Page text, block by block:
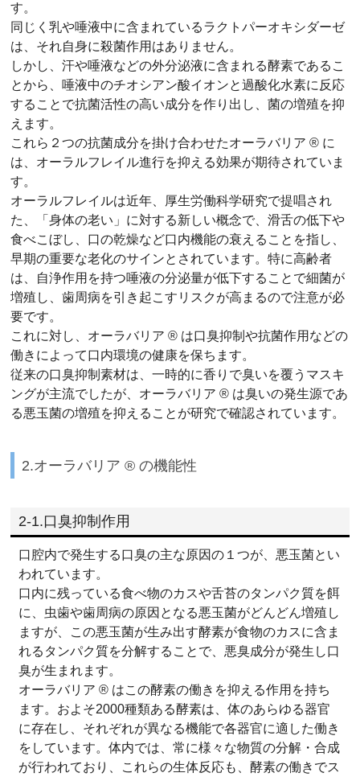
す。
同じく乳や唾液中に含まれているラクトパーオキシダーゼ
は、それ自身に殺菌作用はありません。
しかし、汗や唾液などの外分泌液に含まれる酵素であるこ
とから、唾液中のチオシアン酸イオンと過酸化水素に反応
することで抗菌活性の高い成分を作り出し、菌の増殖を抑
えます。
これら２つの抗菌成分を掛け合わせたオーラバリア ® に
は、オーラルフレイル進行を抑える効果が期待されていま
す。
オーラルフレイルは近年、厚生労働科学研究で提唱され
た、「身体の老い」に対する新しい概念で、滑舌の低下や
食べこぼし、口の乾燥など口内機能の衰えることを指し、
早期の重要な老化のサインとされています。特に高齢者
は、自浄作用を持つ唾液の分泌量が低下することで細菌が
増殖し、歯周病を引き起こすリスクが高まるので注意が必
要です。
これに対し、オーラバリア ® は口臭抑制や抗菌作用などの
働きによって口内環境の健康を保ちます。
従来の口臭抑制素材は、一時的に香りで臭いを覆うマスキ
ングが主流でしたが、オーラバリア ® は臭いの発生源であ
る悪玉菌の増殖を抑えることが研究で確認されています。
2.オーラバリア ® の機能性
2-1.口臭抑制作用
口腔内で発生する口臭の主な原因の１つが、悪玉菌とい
われています。
口内に残っている食べ物のカスや舌苔のタンパク質を餌
に、虫歯や歯周病の原因となる悪玉菌がどんどん増殖し
ますが、この悪玉菌が生み出す酵素が食物のカスに含ま
れるタンパク質を分解することで、悪臭成分が発生し口
臭が生まれます。
オーラバリア ® はこの酵素の働きを抑える作用を持ち
ます。およそ2000種類ある酵素は、体のあらゆる器官
に存在し、それぞれが異なる機能で各器官に適した働き
をしています。体内では、常に様々な物質の分解・合成
が行われており、これらの生体反応も、酵素の働きでス